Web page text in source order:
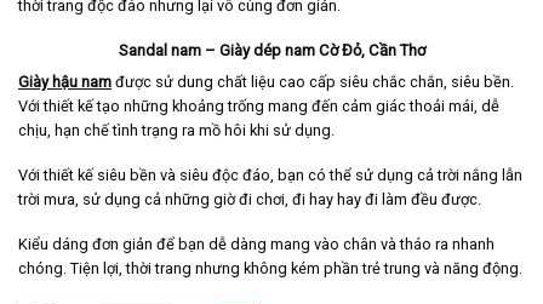
thời trang độc đáo nhưng lại vô cùng đơn giản.
Sandal nam – Giày dép nam Cờ Đỏ, Cần Thơ
Giày hậu nam được sử dung chất liệu cao cấp siêu chắc chắn, siêu bền.
Với thiết kế tạo những khoảng trống mang đến cảm giác thoải mái, dễ
chịu, hạn chế tình trạng ra mồ hôi khi sử dụng.
Với thiết kế siêu bền và siêu độc đáo, bạn có thể sử dụng cả trời nắng lẫn
trời mưa, sử dụng cả những giờ đi chơi, đi hay hay đi làm đều được.
Kiểu dáng đơn giản để bạn dễ dàng mang vào chân và tháo ra nhanh
chóng. Tiện lợi, thời trang nhưng không kém phần trẻ trung và năng động.